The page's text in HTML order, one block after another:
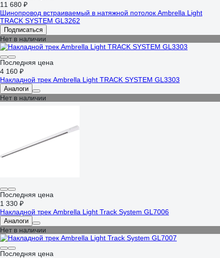
11 680 ₽
Шинопровод встраиваемый в натяжной потолок Ambrella Light
TRACK SYSTEM GL3262
Подписаться
Нет в наличии
Последняя цена
4 160 ₽
Накладной трек Ambrella Light TRACK SYSTEM GL3303
Аналоги
Нет в наличии
Последняя цена
1 330 ₽
Накладной трек Ambrella Light Track System GL7006
Аналоги
Нет в наличии
Последняя цена